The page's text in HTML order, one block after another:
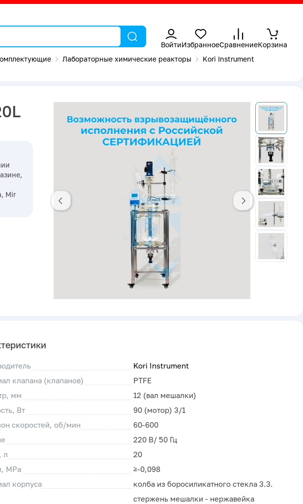
ВойтиИзбранноеСравнениеКорзина
Лабораторные химические реакторы Kori Instrument
Mir
Kori Instrument
клапана (клапанов)
PTFE
мм
12 (вал мешалки)
Вт
90 (мотор) 3/1
скоростей, об/мин
60-600
220 В/ 50 Гц
л
20
MPa
≥-0,098
корпуса
колба из боросиликатного стекла 3.3.
стержень мешалки - нержавейка